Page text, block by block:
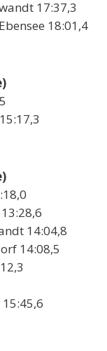
17:37,3
18:01,4
14:04,8
14:08,5